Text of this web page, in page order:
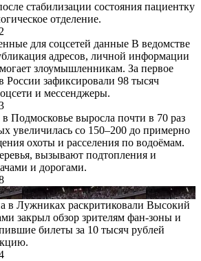
стабилизации состояния пациентку
отделение.
для соцсетей данные В ведомстве
адресов, личной информации
злоумышленникам. За первое
России зафиксировали 98 тысяч
и мессенджеры.
Подмосковье выросла почти в 70 раз
увеличилась со 150–200 до примерно
охоты и расселения по водоёмам.
вызывают подтопления и
и дорогами.
в Лужниках раскритиковали Высокий
закрыл обзор зрителям фан-зоны и
билеты за 10 тысяч рублей